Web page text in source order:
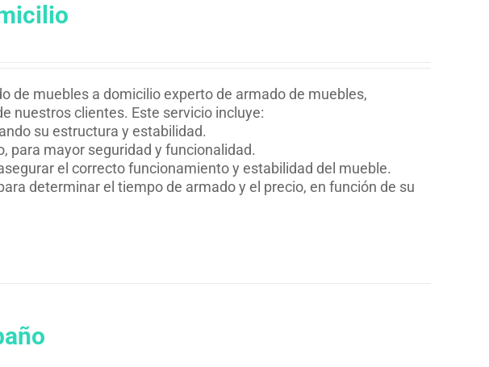
de muebles a domicilio experto de armado de muebles,
nuestros clientes. Este servicio incluye:
su estructura y estabilidad.
para mayor seguridad y funcionalidad.
el correcto funcionamiento y estabilidad del mueble.
determinar el tiempo de armado y el precio, en función de su